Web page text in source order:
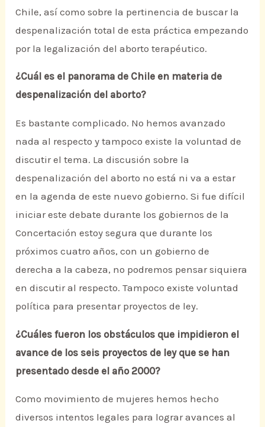
Chile, así como sobre la pertinencia de buscar la
despenalización total de esta práctica empezando
por la legalización del aborto terapéutico.
¿Cuál es el panorama de Chile en materia de
despenalización del aborto?
Es bastante complicado. No hemos avanzado
nada al respecto y tampoco existe la voluntad de
discutir el tema. La discusión sobre la
despenalización del aborto no está ni va a estar
en la agenda de este nuevo gobierno. Si fue difícil
iniciar este debate durante los gobiernos de la
Concertación estoy segura que durante los
próximos cuatro años, con un gobierno de
derecha a la cabeza, no podremos pensar siquiera
en discutir al respecto. Tampoco existe voluntad
política para presentar proyectos de ley.
¿Cuáles fueron los obstáculos que impidieron el
avance de los seis proyectos de ley que se han
presentado desde el año 2000?
Como movimiento de mujeres hemos hecho
diversos intentos legales para lograr avances al